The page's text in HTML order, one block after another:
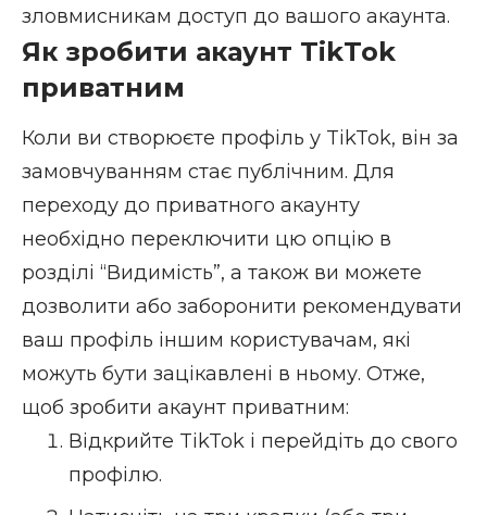
зловмисникам доступ до вашого акаунта.
Як зробити акаунт TikTok
приватним
Коли ви створюєте профіль у TikTok, він за
замовчуванням стає публічним. Для
переходу до приватного акаунту
необхідно переключити цю опцію в
розділі “Видимість”, а також ви можете
дозволити або заборонити рекомендувати
ваш профіль іншим користувачам, які
можуть бути зацікавлені в ньому. Отже,
щоб зробити акаунт приватним:
Відкрийте TikTok і перейдіть до свого
профілю.